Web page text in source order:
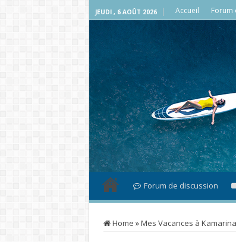
JEUDI , 6 AOÛT 2026 Accueil Forum
Forum de discussion
Home »Mes Vacances à